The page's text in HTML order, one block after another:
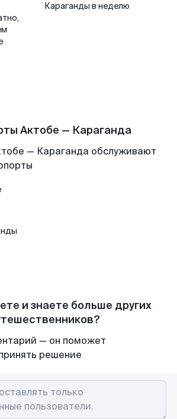
Караганды в неделю
Актобе — Караганда
— Караганда обслуживают
и знаете больше других
— он поможет
решение